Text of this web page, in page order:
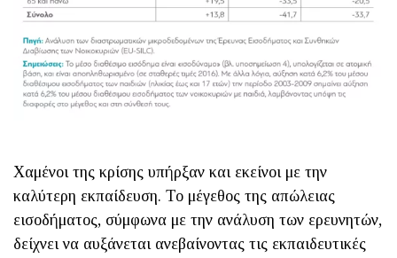
Χαμένοι της κρίσης υπήρξαν και εκείνοι με την
καλύτερη εκπαίδευση. Το μέγεθος της απώλειας
εισοδήματος, σύμφωνα με την ανάλυση των ερευνητών,
δείχνει να αυξάνεται ανεβαίνοντας τις εκπαιδευτικές